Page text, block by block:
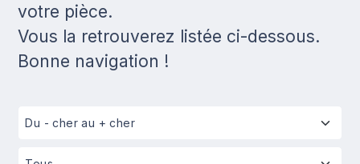
votre pièce.
Vous la retrouverez listée ci-dessous.
Bonne navigation !